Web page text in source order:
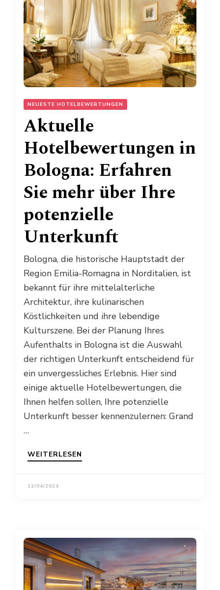
NEUESTE HOTELBEWERTUNGEN
Aktuelle
Hotelbewertungen in
Bologna: Erfahren
Sie mehr über Ihre
potenzielle
Unterkunft
Bologna, die historische Hauptstadt der
Region Emilia-Romagna in Norditalien, ist
bekannt für ihre mittelalterliche
Architektur, ihre kulinarischen
Köstlichkeiten und ihre lebendige
Kulturszene. Bei der Planung Ihres
Aufenthalts in Bologna ist die Auswahl
der richtigen Unterkunft entscheidend für
ein unvergessliches Erlebnis. Hier sind
einige aktuelle Hotelbewertungen, die
Ihnen helfen sollen, Ihre potenzielle
Unterkunft besser kennenzulernen: Grand
…
WEITERLESEN
12/04/2024